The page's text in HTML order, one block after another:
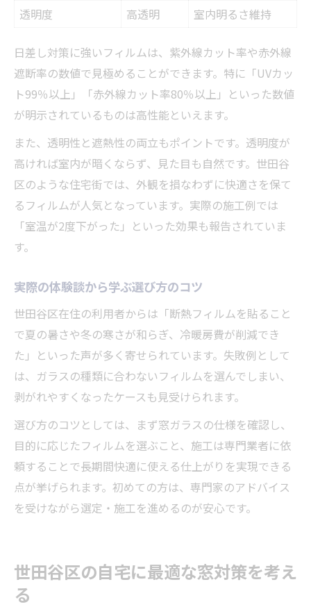
透明度
高透明 室内明るさ維持
日差し対策に強いフィルムは、紫外線カット率や赤外線
遮断率の数値で見極めることができます。特に「UVカッ
ト99％以上」「赤外線カット率80％以上」といった数値
が明示されているものは高性能といえます。
また、透明性と遮熱性の両立もポイントです。透明度が
高ければ室内が暗くならず、見た目も自然です。世田谷
区のような住宅街では、外観を損なわずに快適さを保て
るフィルムが人気となっています。実際の施工例では
「室温が2度下がった」といった効果も報告されていま
す。
実際の体験談から学ぶ選び方のコツ
世田谷区在住の利用者からは「断熱フィルムを貼ること
で夏の暑さや冬の寒さが和らぎ、冷暖房費が削減でき
た」といった声が多く寄せられています。失敗例として
は、ガラスの種類に合わないフィルムを選んでしまい、
剥がれやすくなったケースも見受けられます。
選び方のコツとしては、まず窓ガラスの仕様を確認し、
目的に応じたフィルムを選ぶこと、施工は専門業者に依
頼することで長期間快適に使える仕上がりを実現できる
点が挙げられます。初めての方は、専門家のアドバイス
を受けながら選定・施工を進めるのが安心です。
世田谷区の自宅に最適な窓対策を考え
る